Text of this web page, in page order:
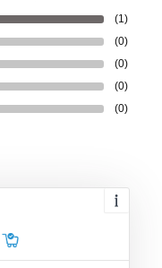
(1)
(0)
(0)
(0)
(0)